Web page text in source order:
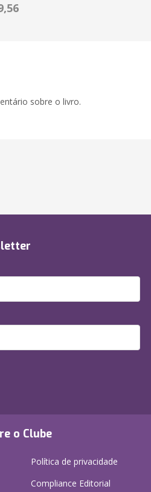
sobre o livro.
o Clube
Política de privacidade
Compliance Editorial